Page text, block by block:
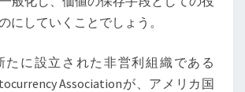
にしていくことでしょう。
に設立された非営利組織である
Associationが、アメリカ国